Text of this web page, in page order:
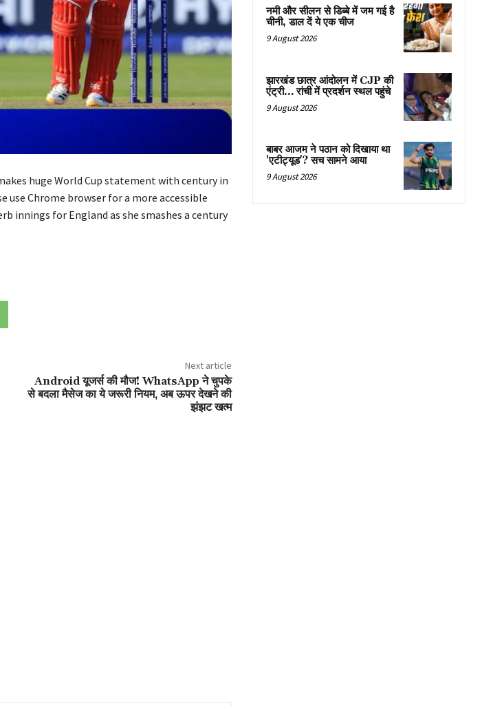
huge World Cup statement with century in
use Chrome browser for a more accessible
innings for England as she smashes a century
Next article
Android यूजर्स की मौज! WhatsApp ने चुपके
से बदला मैसेज का ये जरूरी नियम, अब ऊपर देखने की
झंझट खत्म
नमी और सीलन से डिब्बे में जम गई है
चीनी, डाल दें ये एक चीज
9 August 2026
झारखंड छात्र आंदोलन में CJP की
एंट्री… रांची में प्रदर्शन स्थल पहुंचे
9 August 2026
बाबर आजम ने पठान को दिखाया था
'एटीट्यूड'? सच सामने आया
9 August 2026